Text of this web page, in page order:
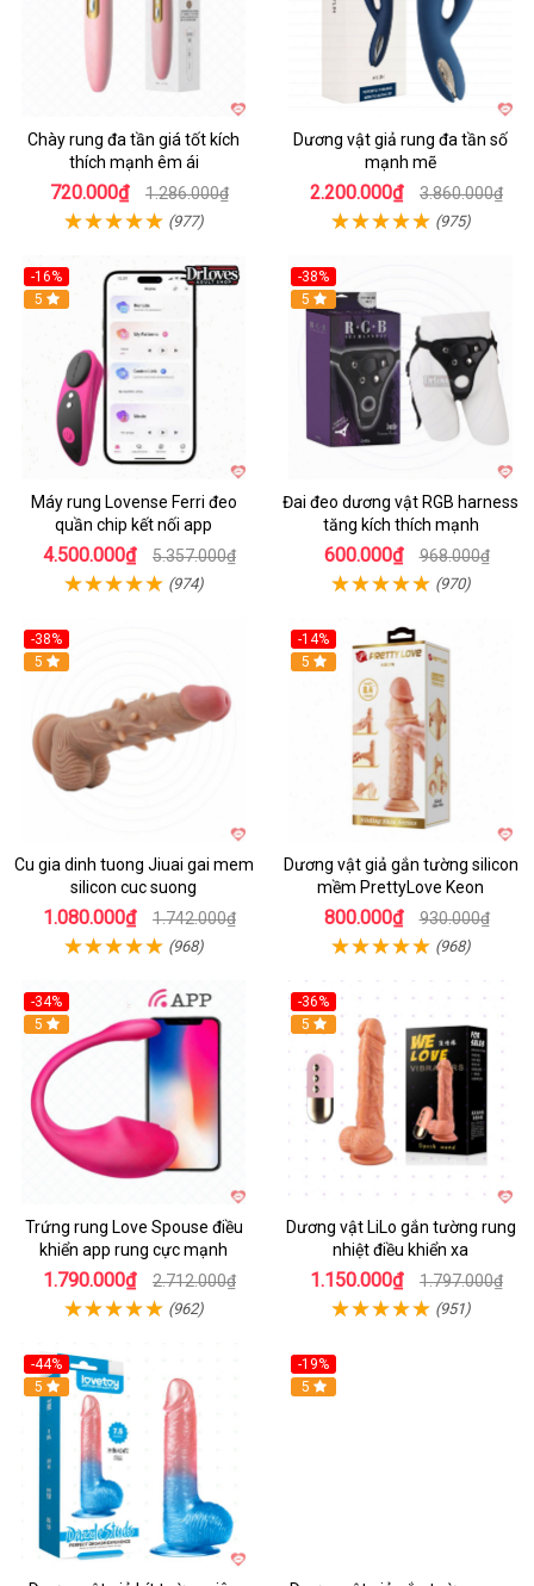
Chày rung đa tần giá tốt kích
thích mạnh êm ái
720.000₫ 1.286.000₫
(977)
Dương vật giả rung đa tần số
mạnh mẽ
2.200.000₫ 3.860.000₫
(975)
-16%
Hot
5
Máy rung Lovense Ferri đeo
quần chip kết nối app
4.500.000₫ 5.357.000₫
(974)
-38%
Hot
5
Đai đeo dương vật RGB harness
tăng kích thích mạnh
600.000₫ 968.000₫
(970)
-38%
5
Cu gia dinh tuong Jiuai gai mem
silicon cuc suong
1.080.000₫ 1.742.000₫
(968)
-14%
5
Dương vật giả gắn tường silicon
mềm PrettyLove Keon
800.000₫ 930.000₫
(968)
-34%
5
Trứng rung Love Spouse điều
khiển app rung cực mạnh
1.790.000₫ 2.712.000₫
(962)
-36%
5
Dương vật LiLo gắn tường rung
nhiệt điều khiển xa
1.150.000₫ 1.797.000₫
(951)
-44%
Hot
5
-19%
Hot
5